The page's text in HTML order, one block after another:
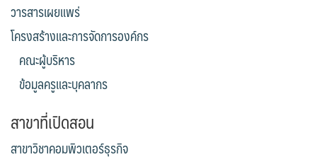
วารสารเผยแพร่
โครงสร้างและการจัดการองค์กร
คณะผู้บริหาร
ข้อมูลครูและบุคลากร
สาขาที่เปิดสอน
สาขาวิชาคอมพิวเตอร์ธุรกิจ